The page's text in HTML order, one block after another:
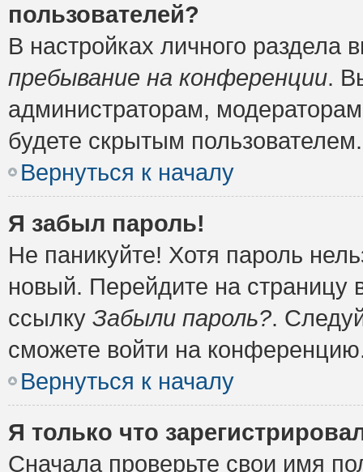
пользователей?
В настройках личного
пребывание на конференции.
администраторам,
будете скрытым пользователем.
Вернуться к началу
Я забыл пароль!
Не паникуйте! Хотя пароль
новый. Перейдите на
ссылку Забыли пароль?.
сможете войти на
Вернуться к началу
Я только что
Сначала проверьте свои имя